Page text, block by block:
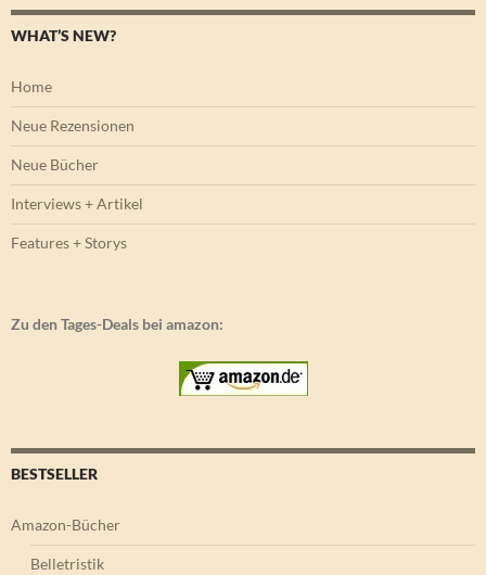
WHAT’S NEW?
Home
Neue Rezensionen
Neue Bücher
Interviews + Artikel
Features + Storys
Zu den Tages-Deals bei amazon:
BESTSELLER
Amazon-Bücher
Belletristik